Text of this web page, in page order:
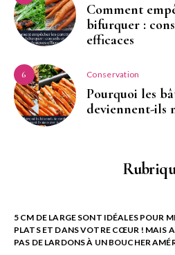
Comment
bifurquer :
efficaces
6 Conservation
Pourquoi les
deviennent-ils
5 CM DE LARGE SONT IDÉALES POUR
PLATS ET DANS VOTRE CŒUR ! MAIS
PAS DE LARDONS À UN BOUCHER